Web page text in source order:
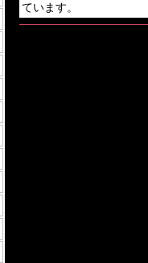
ています。